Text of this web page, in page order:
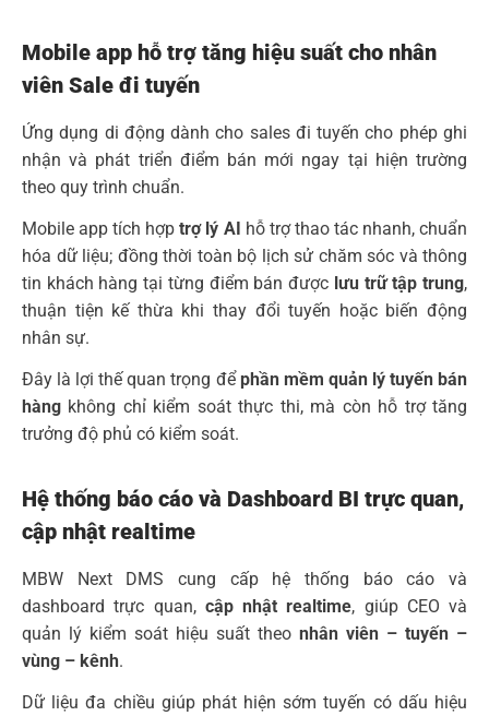
Mobile app hỗ trợ tăng hiệu suất cho nhân
viên Sale đi tuyến
Ứng dụng di động dành cho sales đi tuyến cho phép ghi
nhận và phát triển điểm bán mới ngay tại hiện trường
theo quy trình chuẩn.
Mobile app tích hợptrợ lý AI hỗ trợ thao tác nhanh, chuẩn
hóa dữ liệu; đồng thời toàn bộ lịch sử chăm sóc và thông
tin khách hàng tại từng điểm bán được lưu trữ tập trung,
thuận tiện kế thừa khi thay đổi tuyến hoặc biến động
nhân sự.
Đây là lợi thế quan trọng đểphần mềm quản lý tuyến bán
hàng không chỉ kiểm soát thực thi, mà còn hỗ trợ tăng
trưởng độ phủ có kiểm soát.
Hệ thống báo cáo và Dashboard BI trực quan,
cập nhật realtime
MBW Next DMS cung cấp hệ thống báo cáo và
dashboard trực quan, cập nhật realtime, giúp CEO và
quản lý kiểm soát hiệu suất theo nhân viên – tuyến –
vùng – kênh.
Dữ liệu đa chiều giúp phát hiện sớm tuyến có dấu hiệu